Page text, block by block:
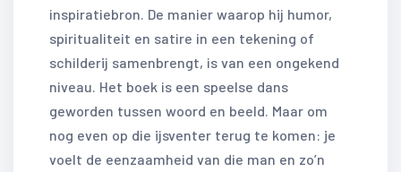
inspiratiebron. De manier waarop hij humor,
spiritualiteit en satire in een tekening of
schilderij samenbrengt, is van een ongekend
niveau. Het boek is een speelse dans
geworden tussen woord en beeld. Maar om
nog even op die ijsventer terug te komen: je
voelt de eenzaamheid van die man en zo’n